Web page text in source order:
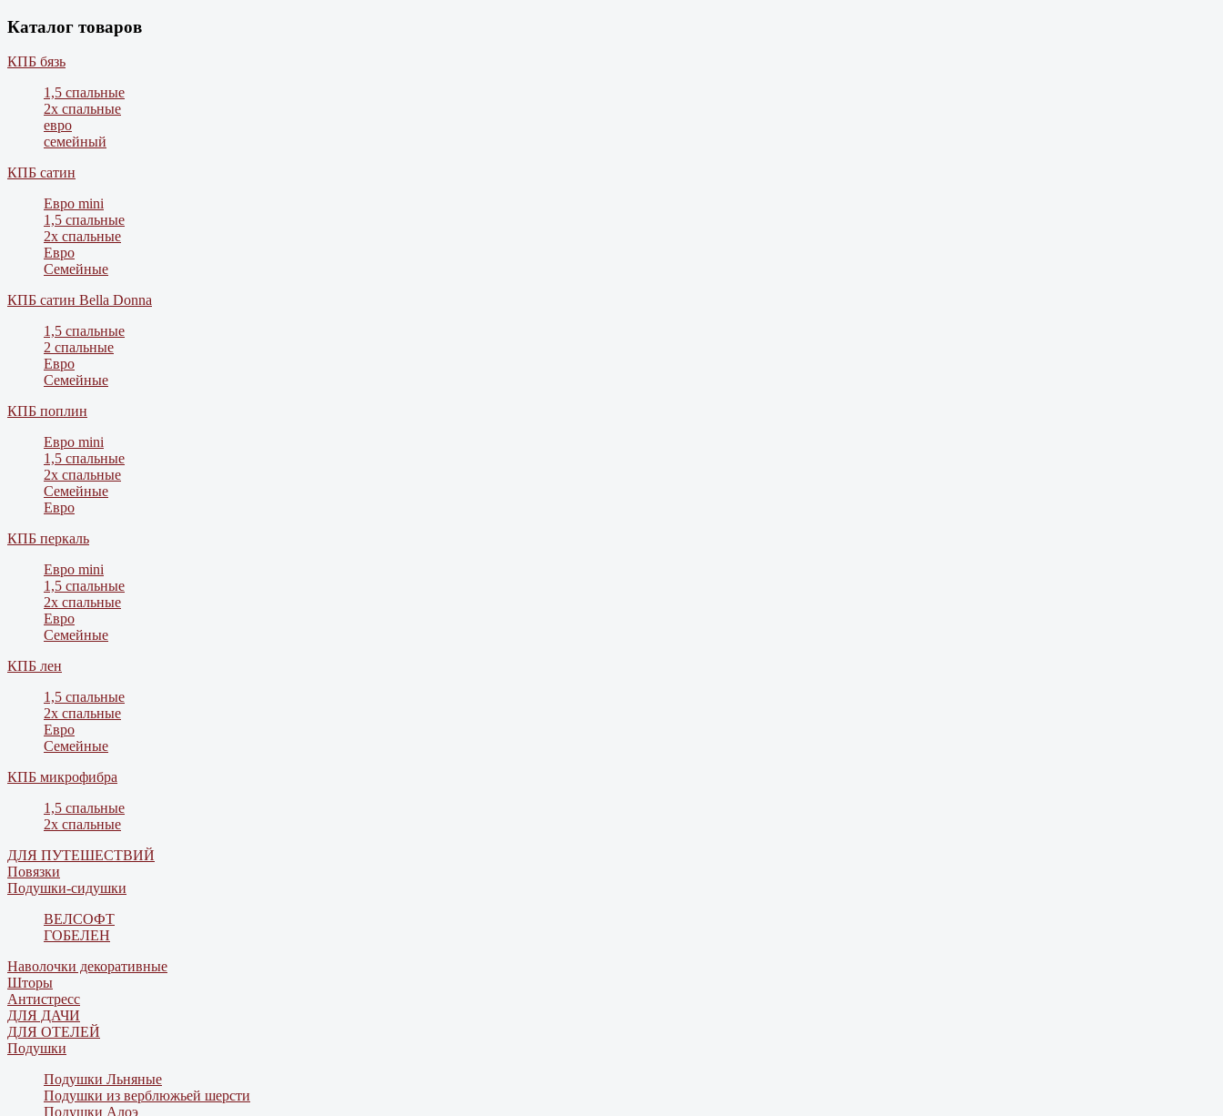
Каталог товаров
КПБ бязь
1,5 спальные
2х спальные
евро
семейный
КПБ сатин
Евро mini
1,5 спальные
2х спальные
Евро
Семейные
КПБ сатин Bella Donna
1,5 спальные
2 спальные
Евро
Семейные
КПБ поплин
Евро mini
1,5 спальные
2х спальные
Семейные
Евро
КПБ перкаль
Евро mini
1,5 спальные
2х спальные
Евро
Семейные
КПБ лен
1,5 спальные
2х спальные
Евро
Семейные
КПБ микрофибра
1,5 спальные
2х спальные
ДЛЯ ПУТЕШЕСТВИЙ
Повязки
Подушки-сидушки
ВЕЛСОФТ
ГОБЕЛЕН
Наволочки декоративные
Шторы
Антистресс
ДЛЯ ДАЧИ
ДЛЯ ОТЕЛЕЙ
Подушки
Подушки Льняные
Подушки из верблюжьей шерсти
Подушки Алоэ